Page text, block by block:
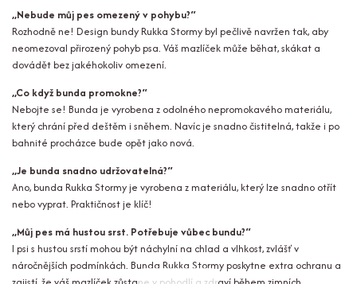
„Nebude můj pes omezený v pohybu?“
Rozhodně ne! Design bundy Rukka Stormy byl pečlivě navržen tak, aby
neomezoval přirozený pohyb psa. Váš mazlíček může běhat, skákat a
dovádět bez jakéhokoliv omezení.
„Co když bunda promokne?“
Nebojte se! Bunda je vyrobena z odolného nepromokavého materiálu,
který chrání před deštěm i sněhem. Navíc je snadno čistitelná, takže i po
bahnité procházce bude opět jako nová.
„Je bunda snadno udržovatelná?“
Ano, bunda Rukka Stormy je vyrobena z materiálu, který lze snadno otřít
nebo vyprat. Praktičnost je klíč!
„Můj pes má hustou srst. Potřebuje vůbec bundu?“
I psi s hustou srstí mohou být náchylní na chlad a vlhkost, zvlášť v
náročnějších podmínkách. Bunda Rukka Stormy poskytne extra ochranu a